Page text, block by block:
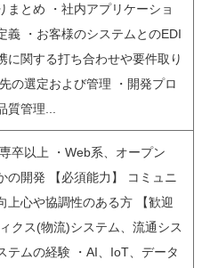
まとめ ・社内アプリケーショ
義 ・お客様のシステムとのEDI
に関する打ち合わせや要件取り
の選定および管理 ・開発プロ
質管理...
卒以上 ・Web系、オープン
の開発 【必須能力】 コミュニ
上心や協調性のある方 【歓迎
クス(物流)システム、流通シス
テムの経験 ・AI、IoT、データ